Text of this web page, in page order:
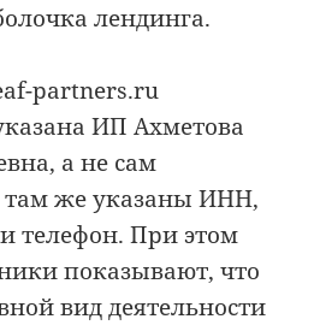
лендинга.
partners.ru
ИП Ахметова
а не сам
там же указаны ИНН,
телефон. При этом
показывают, что
вид деятельности